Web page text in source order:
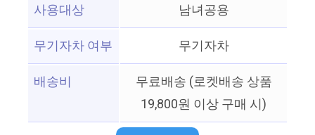
사용대상
남녀공용
무기자차 여부
무기자차
배송비
무료배송 (로켓배송 상품
19,800원 이상 구매 시)